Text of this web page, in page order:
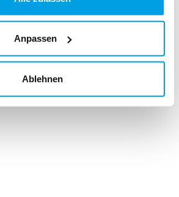
Anpassen
Ablehnen